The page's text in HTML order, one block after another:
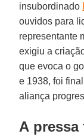
insubordinado
ouvidos para
representante
exigiu a
que evoca o
e 1938, foi
aliança
A